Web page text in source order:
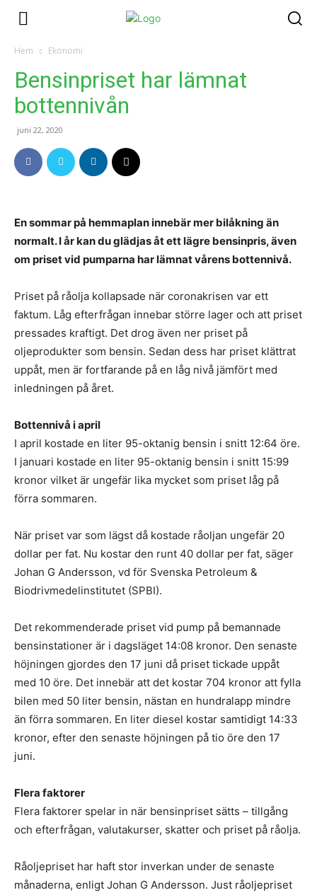
Hem Ekonomi
Bensinpriset har lämnat
bottennivån
juni 22, 2020
En sommar på hemmaplan innebär mer bilåkning än
normalt. I år kan du glädjas åt ett lägre bensinpris, även
om priset vid pumparna har lämnat vårens bottennivå.
Priset på råolja kollapsade när coronakrisen var ett
faktum. Låg efterfrågan innebar större lager och att priset
pressades kraftigt. Det drog även ner priset på
oljeprodukter som bensin. Sedan dess har priset klättrat
uppåt, men är fortfarande på en låg nivå jämfört med
inledningen på året.
Bottennivå i april
I april kostade en liter 95-oktanig bensin i snitt 12:64 öre.
I januari kostade en liter 95-oktanig bensin i snitt 15:99
kronor vilket är ungefär lika mycket som priset låg på
förra sommaren.
När priset var som lägst då kostade råoljan ungefär 20
dollar per fat. Nu kostar den runt 40 dollar per fat, säger
Johan G Andersson, vd för Svenska Petroleum &
Biodrivmedelinstitutet (SPBI).
Det rekommenderade priset vid pump på bemannade
bensinstationer är i dagsläget 14:08 kronor. Den senaste
höjningen gjordes den 17 juni då priset tickade uppåt
med 10 öre. Det innebär att det kostar 704 kronor att fylla
bilen med 50 liter bensin, nästan en hundralapp mindre
än förra sommaren. En liter diesel kostar samtidigt 14:33
kronor, efter den senaste höjningen på tio öre den 17
juni.
Flera faktorer
Flera faktorer spelar in när bensinpriset sätts – tillgång
och efterfrågan, valutakurser, skatter och priset på råolja.
Råoljepriset har haft stor inverkan under de senaste
månaderna, enligt Johan G Andersson. Just råoljepriset